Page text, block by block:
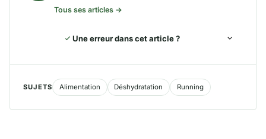
Tous ses articles →
Une erreur dans cet article ?
SUJETS Alimentation Déshydratation Running